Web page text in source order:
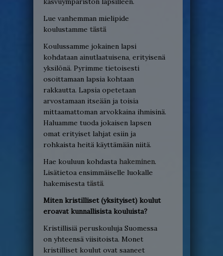
Lue vanhemman mielipide
koulustamme tästä
Koulussamme jokainen lapsi
kohdataan ainutlaatuisena, erityisenä
yksilönä. Pyrimme tietoisesti
osoittamaan lapsia kohtaan
rakkautta. Lapsia opetetaan
arvostamaan itseään ja toisia
mittaamattoman arvokkaina ihmisinä.
Haluamme tuoda jokaisen lapsen
omat erityiset lahjat esiin ja
rohkaista heitä käyttämään niitä.
Hae kouluun kohdasta hakeminen.
Lisätietoa ensimmäiselle luokalle
hakemisestatästä.
Miten kristilliset (yksityiset) koulut
eroavat kunnallisista kouluista?
Kristillisiä peruskouluja Suomessa
on yhteensä viisitoista. Monet
kristilliset koulut ovat saaneet